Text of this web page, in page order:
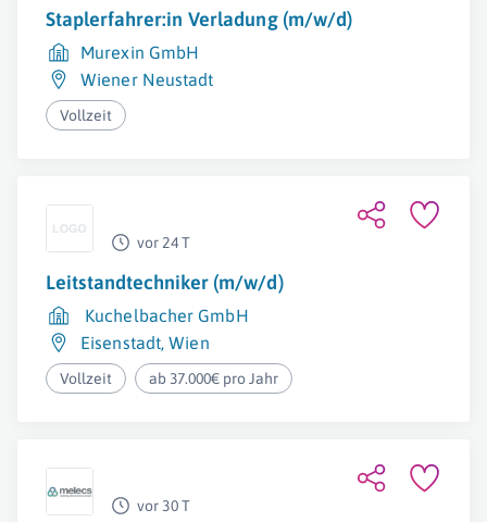
Staplerfahrer:in Verladung (m/w/d)
Murexin GmbH
Wiener Neustadt
Vollzeit
vor 24 T
Leitstandtechniker (m/w/d)
Kuchelbacher GmbH
Eisenstadt,Wien
Vollzeit ab 37.000€ pro Jahr
vor 30 T